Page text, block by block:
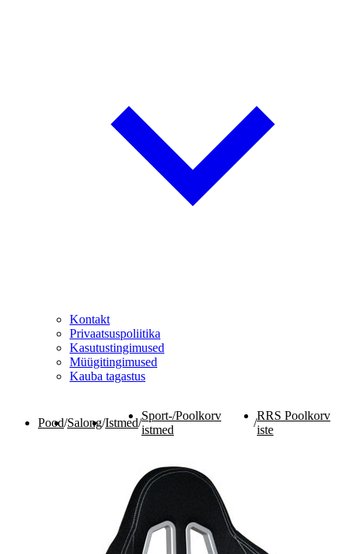
Kontakt
Privaatsuspoliitika
Kasutustingimused
Müügitingimused
Kauba tagastus
Pood/Salong/Istmed/
Sport-/Poolkorv
istmed
/
RRS Poolkorv
iste